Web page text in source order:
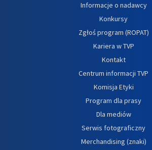
Informacje o nadawcy
Konkursy
Zgłoś program (ROPAT)
Kariera w TVP
Kontakt
Centrum informacji TVP
Komisja Etyki
Program dla prasy
Dla mediów
Serwis fotograficzny
Merchandising (znaki)